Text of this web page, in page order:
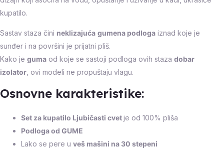
kupatilo.
Sastav staza čini neklizajuća gumena podloga iznad koje je
sunđer i na površini je prijatni pliš.
Kako je guma od koje se sastoji podloga ovih staza dobar
izolator , ovi modeli ne propuštaju vlagu.
Osnovne karakteristike:
Set za kupatilo Ljubičasti cvetje od 100% pliša
Podloga od GUME
Lako se pere u veš mašini na 30 stepeni